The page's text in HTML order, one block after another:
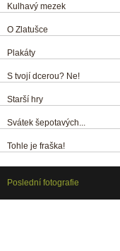
Kulhavý mezek
O Zlatušce
Plakáty
S tvojí dcerou? Ne!
Starší hry
Svátek šepotavých...
Tohle je fraška!
Poslední fotografie